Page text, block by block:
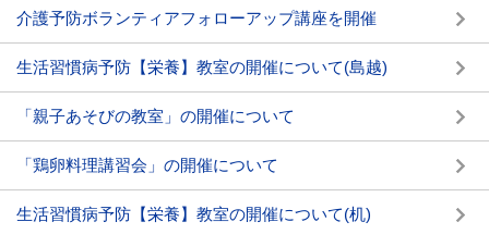
介護予防ボランティアフォローアップ講座を開催
生活習慣病予防【栄養】教室の開催について(島越)
「親子あそびの教室」の開催について
「鶏卵料理講習会」の開催について
生活習慣病予防【栄養】教室の開催について(机)